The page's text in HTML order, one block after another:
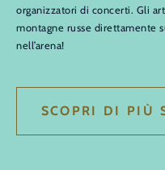
organizzatori di concerti. Gli
montagne russe direttamente
nell’arena!
SCOPRI DI PIÙ